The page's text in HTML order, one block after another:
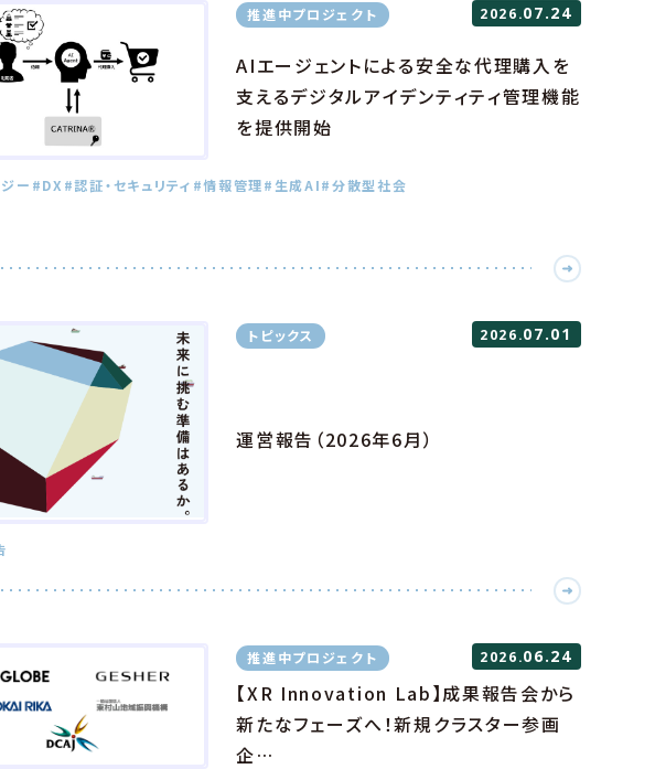
推進中プロジェクト 2026.07.24
AIエージェントによる安全な代理購入を
支えるデジタルアイデンティティ管理機能
を提供開始
ー #DX #認証・セキュリティ #情報管理#生成AI#分散型社会
トピックス 2026.07.01
運営報告（2026年6月）
推進中プロジェクト 2026.06.24
【XR Innovation Lab】成果報告会から
新たなフェーズへ！新規クラスター参画
企…